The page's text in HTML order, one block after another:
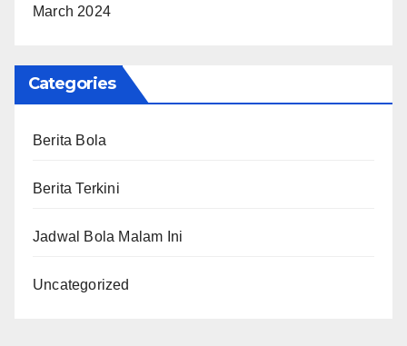
March 2024
Categories
Berita Bola
Berita Terkini
Jadwal Bola Malam Ini
Uncategorized